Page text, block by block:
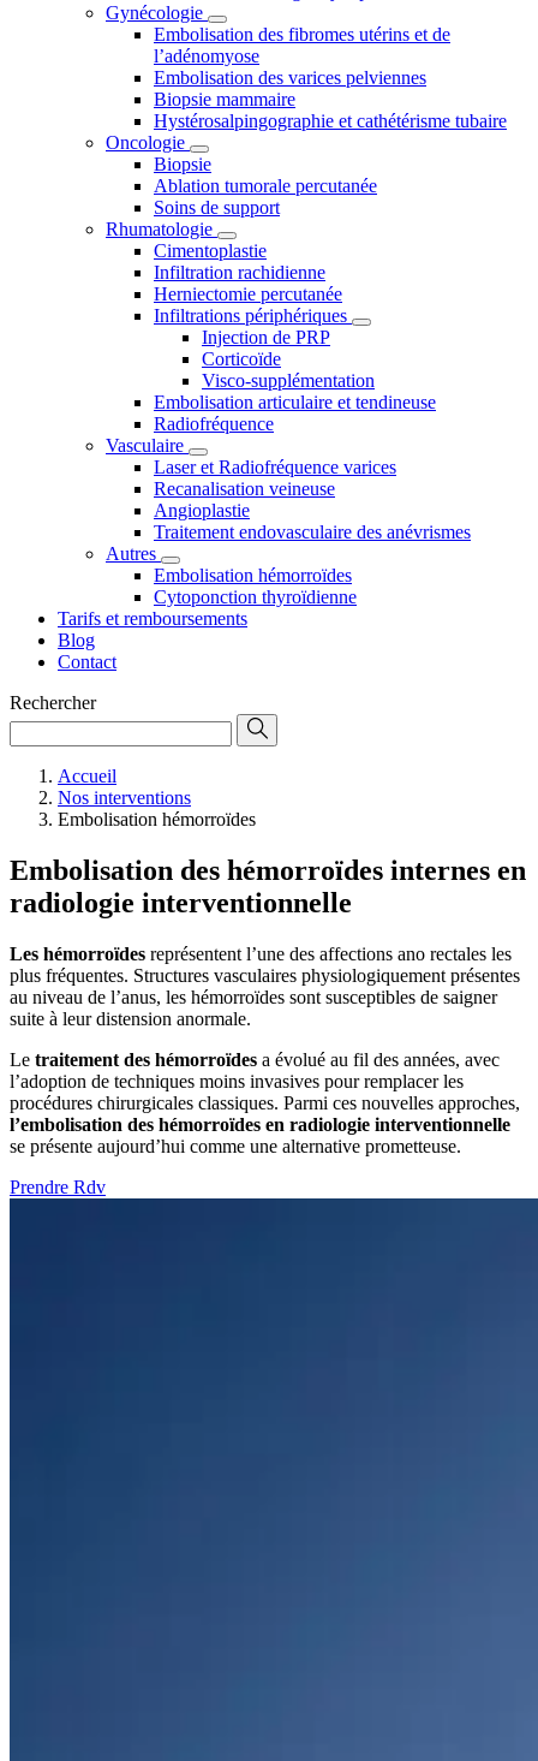
Gynécologie
Embolisation des fibromes utérins et de
l’adénomyose
Embolisation des varices pelviennes
Biopsie mammaire
Hystérosalpingographie et cathétérisme tubaire
Oncologie
Biopsie
Ablation tumorale percutanée
Soins de support
Rhumatologie
Cimentoplastie
Infiltration rachidienne
Herniectomie percutanée
Infiltrations périphériques
Injection de PRP
Corticoïde
Visco-supplémentation
Embolisation articulaire et tendineuse
Radiofréquence
Vasculaire
Laser et Radiofréquence varices
Recanalisation veineuse
Angioplastie
Traitement endovasculaire des anévrismes
Autres
Embolisation hémorroïdes
Cytoponction thyroïdienne
Tarifs et remboursements
Blog
Contact
Rechercher
Accueil
Nos interventions
Embolisation hémorroïdes
Embolisation des hémorroïdes internes en
radiologie interventionnelle
Les hémorroïdes représentent l’une des affections ano rectales les
plus fréquentes. Structures vasculaires physiologiquement présentes
au niveau de l’anus, les hémorroïdes sont susceptibles de saigner
suite à leur distension anormale.
Le traitement des hémorroïdes a évolué au fil des années, avec
l’adoption de techniques moins invasives pour remplacer les
procédures chirurgicales classiques. Parmi ces nouvelles approches,
l’embolisation des hémorroïdes en radiologie interventionnelle
se présente aujourd’hui comme une alternative prometteuse.
Prendre Rdv